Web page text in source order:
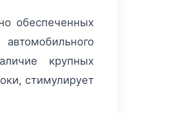
обеспеченных
крупных
стимулирует